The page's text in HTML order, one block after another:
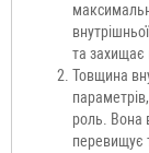
та захищає
Товщина
роль. Вона
перевищує